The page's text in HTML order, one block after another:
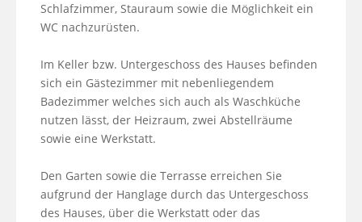
Schlafzimmer, Stauraum sowie die Möglichkeit ein
WC nachzurüsten.
Im Keller bzw. Untergeschoss des Hauses befinden
sich ein Gästezimmer mit nebenliegendem
Badezimmer welches sich auch als Waschküche
nutzen lässt, der Heizraum, zwei Abstellräume
sowie eine Werkstatt.
Den Garten sowie die Terrasse erreichen Sie
aufgrund der Hanglage durch das Untergeschoss
des Hauses, über die Werkstatt oder das